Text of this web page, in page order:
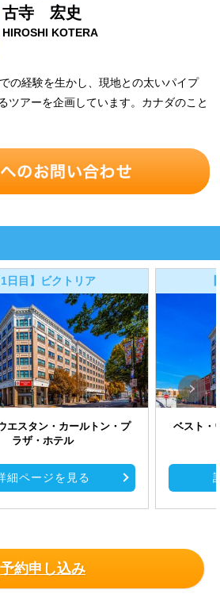
古寺 宏史
HIROSHI KOTERA
の経験を生かし、現地との太いパイプ
ツアーを企画しています。カナダのこと
1日目】ビクトリア
エスタン・カールトン・プ
ラザ・ホテル
細ページを見る
ベスト・
予約申し込み